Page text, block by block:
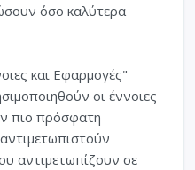
όσο καλύτερα
και Εφαρμογές"
οι έννοιες
πιο πρόσφατη
αντιμετωπίζουν σε